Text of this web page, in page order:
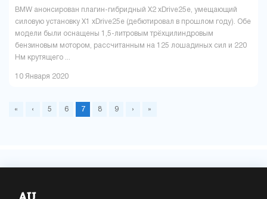
BMW анонсирован плагин-гибридный X2 xDrive25e, умещающий
силовую установку X1 xDrive25e (дебютировал в прошлом году). Обе
модели были оснащены 1,5-литровым трёхцилиндровым
бензиновым мотором, рассчитанным на 125 лошадиных сил и 220
Нм крутящего ...
10 Января 2020
« ‹ 5 6 7 8 9 › »